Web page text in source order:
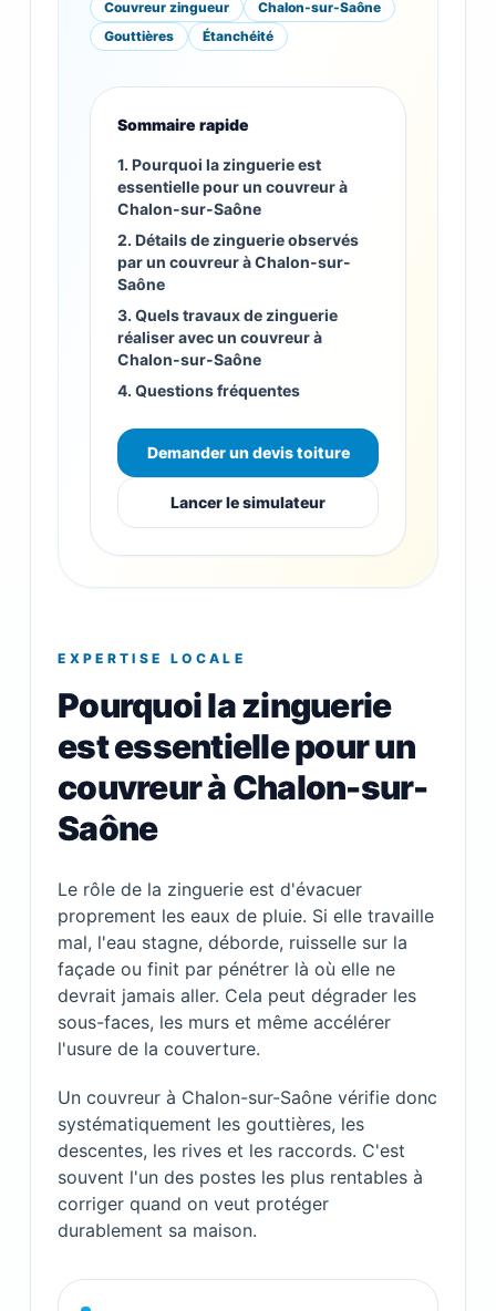
Couvreur zingueur
Chalon-sur-Saône
Gouttières
Étanchéité
Sommaire rapide
1. Pourquoi la zinguerie est
essentielle pour un couvreur à
Chalon-sur-Saône
2. Détails de zinguerie observés
par un couvreur à Chalon-sur-
Saône
3. Quels travaux de zinguerie
réaliser avec un couvreur à
Chalon-sur-Saône
4. Questions fréquentes
Demander un devis toiture
Lancer le simulateur
EXPERTISE LOCALE
Pourquoi la zinguerie
est essentielle pour un
couvreur à Chalon-sur-
Saône
Le rôle de la zinguerie est d'évacuer
proprement les eaux de pluie. Si elle travaille
mal, l'eau stagne, déborde, ruisselle sur la
façade ou finit par pénétrer là où elle ne
devrait jamais aller. Cela peut dégrader les
sous-faces, les murs et même accélérer
l'usure de la couverture.
Un couvreur à Chalon-sur-Saône vérifie donc
systématiquement les gouttières, les
descentes, les rives et les raccords. C'est
souvent l'un des postes les plus rentables à
corriger quand on veut protéger
durablement sa maison.